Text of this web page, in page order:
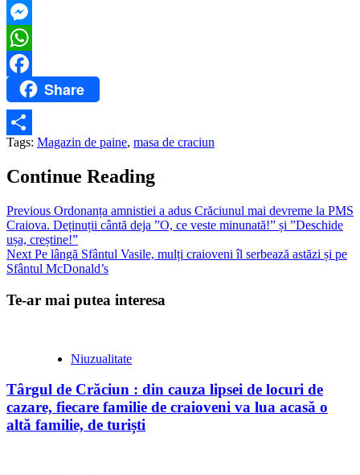
Messenger
WhatsApp
FacebookShare
Partajează
Tags: Magazin de paine, masa de craciun
Continue Reading
Previous Ordonanța amnistiei a adus Crăciunul mai devreme la PMS
Craiova. Deținuții cântă deja ”O, ce veste minunată!” și ”Deschide
ușa, creștine!”
Next Pe lângă Sfântul Vasile, mulți craioveni îl serbează astăzi și pe
Sfântul McDonald’s
Te-ar mai putea interesa
Niuzualitate
Târgul de Crăciun : din cauza lipsei de locuri de
cazare, fiecare familie de craioveni va lua acasă o
altă familie, de turiști